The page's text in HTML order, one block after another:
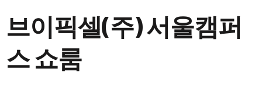
브이픽셀(주)서울캠퍼
스 쇼룸